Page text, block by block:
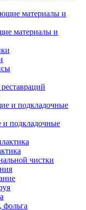
материалы и
подкладочные
чистки